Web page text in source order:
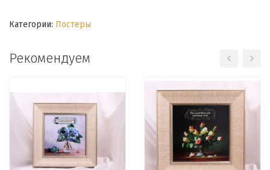
Категории: Постеры
Рекомендуем